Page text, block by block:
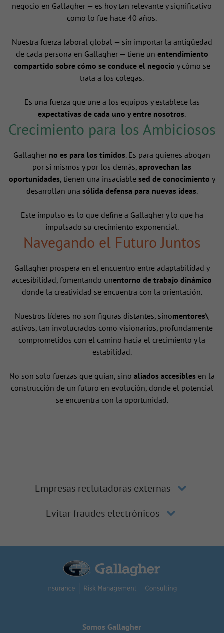
negocio en Gallagher — es hoy tan relevante y significativo
como lo fue hace 40 años.
Nuestra fuerza laboral global — sin importar la antigüedad
de cada persona en Gallagher — tiene un entendimiento
compartido sobre cómo se conduce el negocio y cómo se
trata a los colegas.
Es una fuerza que une a los equipos y establece las
expectativas de cada uno y entre nosotros.
Crecimiento para los Ambiciosos
Gallagher no es para los tímidos. Es para quienes abogan
por sí mismos y por los demás, aprovechan las
oportunidades, tienen una insaciable sed de conocimiento y
desarrollan una sólida defensa para nuevas ideas.
Este impulso es lo que define a Gallagher y lo que ha
impulsado su crecimiento exponencial.
Navegando el Futuro Juntos
Gallagher prospera en el encuentro entre adaptabilidad y
accesibilidad, fomentando unentorno de trabajo dinámico
donde la creatividad se encuentra con la orientación.
Nuestros líderes no son figuras distantes, sinomentores\
activos, tan involucrados como visionarios, profundamente
comprometidos con el camino hacia el crecimiento y la
estabilidad.
No son solo fuerzas que guían, sino aliados accesiblesen la
construcción de un futuro en evolución, donde el potencial
se encuentra con la oportunidad.
Empresas reclutadoras externas
Evitar fraudes electrónicos
Somos Gallagher